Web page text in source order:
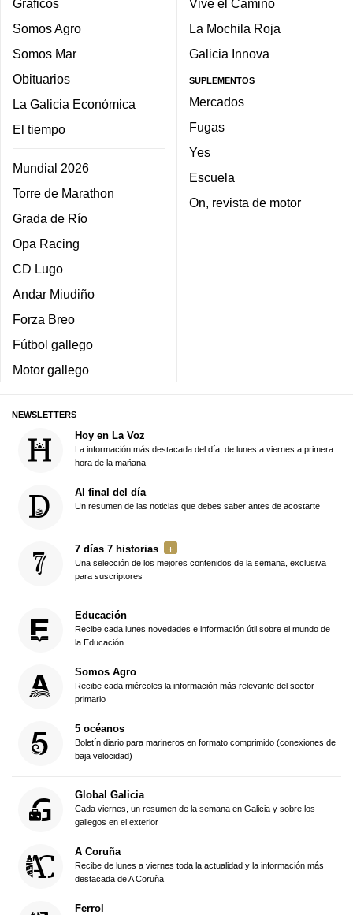
Gráficos
Somos Agro
Somos Mar
Obituarios
La Galicia Económica
El tiempo
Mundial 2026
Torre de Marathon
Grada de Río
Opa Racing
CD Lugo
Andar Miudiño
Forza Breo
Fútbol gallego
Motor gallego
Vive el Camino
La Mochila Roja
Galicia Innova
SUPLEMENTOS
Mercados
Fugas
Yes
Escuela
On, revista de motor
NEWSLETTERS
Hoy en La Voz
La información más destacada del día, de lunes a viernes a primera
hora de la mañana
Al final del día
Un resumen de las noticias que debes saber antes de acostarte
7 días 7 historias
Una selección de los mejores contenidos de la semana, exclusiva
para suscriptores
Educación
Recibe cada lunes novedades e información útil sobre el mundo de
la Educación
Somos Agro
Recibe cada miércoles la información más relevante del sector
primario
5 océanos
Boletín diario para marineros en formato comprimido (conexiones de
baja velocidad)
Global Galicia
Cada viernes, un resumen de la semana en Galicia y sobre los
gallegos en el exterior
A Coruña
Recibe de lunes a viernes toda la actualidad y la información más
destacada de A Coruña
Ferrol